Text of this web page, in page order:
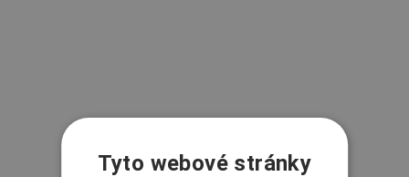
Tyto webové stránky